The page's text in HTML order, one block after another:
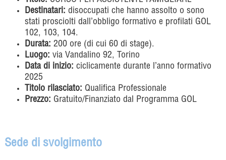
Destinatari: disoccupati che hanno assolto o sono
stati prosciolti dall’obbligo formativo e profilati GOL
102, 103, 104.
Durata: 200 ore (di cui 60 di stage).
Luogo: via Vandalino 92, Torino
Data di inizio: ciclicamente durante l’anno formativo
2025
Titolo rilasciato: Qualifica Professionale
Prezzo: Gratuito/Finanziato dal Programma GOL
Sede di svolgimento